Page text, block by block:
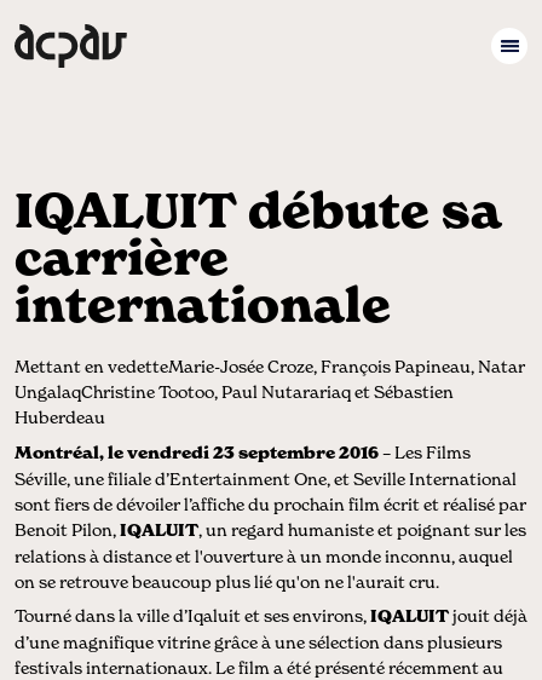
IQALUIT débute sa
carrière
internationale
Mettant en vedetteMarie-Josée Croze, François Papineau, Natar
UngalaqChristine Tootoo, Paul Nutarariaq et Sébastien
Huberdeau
Montréal, le vendredi 23 septembre 2016– Les Films
Séville, une filiale d’Entertainment One, et Seville International
sont fiers de dévoiler l’affiche du prochain film écrit et réalisé par
Benoit Pilon,IQALUIT, un regard humaniste et poignant sur les
relations à distance et l'ouverture à un monde inconnu, auquel
on se retrouve beaucoup plus lié qu'on ne l'aurait cru.
Tourné dans la ville d’Iqaluit et ses environs,IQALUITjouit déjà
d’une magnifique vitrine grâce à une sélection dans plusieurs
festivals internationaux. Le film a été présenté récemment au